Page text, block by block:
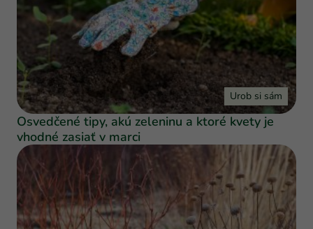
Urob si sám
Osvedčené tipy, akú zeleninu a ktoré kvety je
vhodné zasiať v marci